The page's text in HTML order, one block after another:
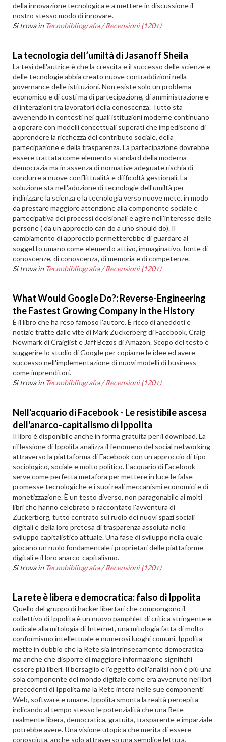
della innovazione tecnologica e a mettere in discussione il
nostro stesso modo di innovare.
Si trova in Tecnobibliografia /Recensioni (120+)
La tecnologia dell’umiltà di Jasanoff Sheila
La tesi dell'autrice è che la crescita e il successo delle scienze e
delle tecnologie abbia creato nuove contraddizioni nella
governance delle istituzioni. Non esiste solo un problema
economico e di costi ma di partecipazione, di amministrazione e
di interazioni tra lavoratori della conoscenza. Tutto sta
avvenendo in contesti nei quali istituzioni moderne continuano
a operare con modelli concettuali superati che impediscono di
apprendere la ricchezza del contributo sociale, della
partecipazione e della trasparenza. La partecipazione dovrebbe
essere trattata come elemento standard della moderna
democrazia ma in assenza di normative adeguate rischia di
condurre a nuove conflittualità e difficoltà gestionali. La
soluzione sta nell'adozione di tecnologie dell'umiltà per
indirizzare la scienza e la tecnologia verso nuove mete, in modo
da prestare maggiore attenzione alla componente sociale e
partecipativa dei processi decisionali e agire nell'interesse delle
persone ( da un approccio can do a uno should do). Il
cambiamento di approccio permetterebbe di guardare al
soggetto umano come elemento attivo, immaginativo, fonte di
conoscenze, di conoscenza, di memoria e di competenze.
Si trova in Tecnobibliografia /Recensioni (120+)
What Would Google Do?: Reverse-Engineering
the Fastest Growing Company in the History
È il libro che ha reso famoso l'autore. È ricco di aneddoti e
notizie tratte dalle vite di Mark Zuckerberg di Facebook, Craig
Newmark di Craiglist e Jaff Bezos di Amazon. Scopo del testo è
suggerire lo studio di Google per copiarne le idee ed avere
successo nell'implementazione di nuovi modelli di business
come imprenditori.
Si trova in Tecnobibliografia /Recensioni (120+)
Nell'acquario di Facebook - Le resistibile ascesa
dell'anarco-capitalismo di Ippolita
Il libro è disponibile anche in forma gratuita per il download. La
riflessione di Ippolita analizza il fenomeno del social networking
attraverso la piattaforma di Facebook con un approccio di tipo
sociologico, sociale e molto politico. L'acquario di Facebook
serve come perfetta metafora per mettere in luce le false
promesse tecnologiche e i suoi reali meccanismi economici e di
monetizzazione. È un testo diverso, non paragonabile ai molti
libri che hanno celebrato o raccontato l'avventura di
Zuckerberg, tutto centrato sul ruolo dei nuovi spazi sociali
digitali e della loro pretesa di trasparenza assoluta nello
sviluppo capitalistico attuale. Una fase di sviluppo nella quale
giocano un ruolo fondamentale i proprietari delle piattaforme
digitali e il loro anarco-capitalismo.
Si trova in Tecnobibliografia /Recensioni (120+)
La rete è libera e democratica: falso di Ippolita
Quello del gruppo di hacker libertari che compongono il
collettivo di Ippolita è un nuovo pamphlet di critica stringente e
radicale alla mitologia di Internet, una mitologia fatta di molto
conformismo intellettuale e numerosi luoghi comuni. Ippolita
mette in dubbio che la Rete sia intrinsecamente democratica
ma anche che disporre di maggiore informazione significhi
essere più liberi. Il bersaglio e l'oggetto dell'analisi non è più una
sola componente del mondo digitale come era avvenuto nei libri
precedenti di Ippolita ma la Rete intera nelle sue componenti
Web, software e umane. Ippolita smonta la realtà percepita
indicando al tempo stesso le potenzialità che una Rete
realmente libera, democratica, gratuita, trasparente e imparziale
potrebbe avere. Una visione utopica che merita di essere
conosciuta, anche solo attraverso una semplice lettura.